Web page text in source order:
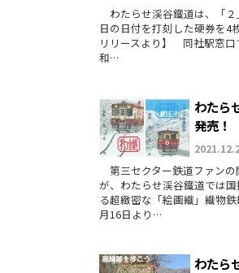
わたらせ渓谷鐵道は、「
日の日付を打刻した硬券を4
リリースより】 同社駅窓口
和…
わたら
発売！
第三セクター鉄道ファン
が、わたらせ渓谷鐵道では
る超緻密な「絵画織」織物
月16日より…
わたら